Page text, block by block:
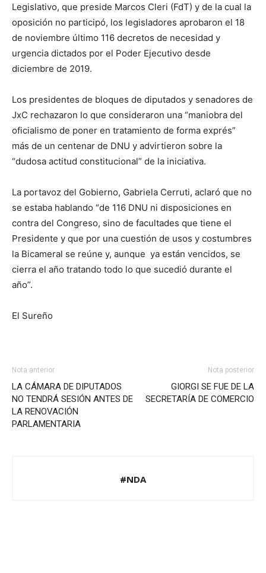
Legislativo, que preside Marcos Cleri (FdT) y de la cual la
oposición no participó, los legisladores aprobaron el 18
de noviembre último 116 decretos de necesidad y
urgencia dictados por el Poder Ejecutivo desde
diciembre de 2019.
Los presidentes de bloques de diputados y senadores de
JxC rechazaron lo que consideraron una “maniobra del
oficialismo de poner en tratamiento de forma exprés”
más de un centenar de DNU y advirtieron sobre la
“dudosa actitud constitucional” de la iniciativa.
La portavoz del Gobierno, Gabriela Cerruti, aclaró que no
se estaba hablando “de 116 DNU ni disposiciones en
contra del Congreso, sino de facultades que tiene el
Presidente y que por una cuestión de usos y costumbres
la Bicameral se reúne y, aunque ya están vencidos, se
cierra el año tratando todo lo que sucedió durante el
año”.
El Sureño
Nota anterior
LA CÁMARA DE DIPUTADOS
NO TENDRÁ SESIÓN ANTES DE
LA RENOVACIÓN
PARLAMENTARIA
Nota posterior
GIORGI SE FUE DE LA
SECRETARÍA DE COMERCIO
#NDA